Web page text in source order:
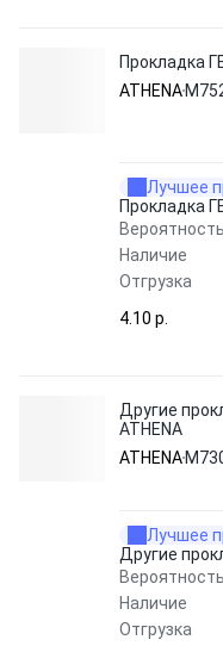
Прокладка
ATHENA
Лучшее
Прокладка
Вероятность
Наличие
Отгрузка
4.10 p.
Другие
ATHENA
ATHENA
Лучшее
Другие
Вероятность
Наличие
Отгрузка